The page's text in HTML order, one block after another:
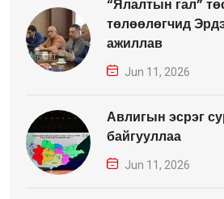
“Ялалтын гал”
төлөөлөгчид
ажиллав
Jun 11, 2026
Авлигын эсрэг
байгууллаа
Jun 11, 2026